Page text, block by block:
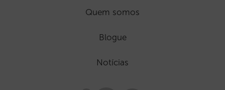
Quem somos
Blogue
Notícias